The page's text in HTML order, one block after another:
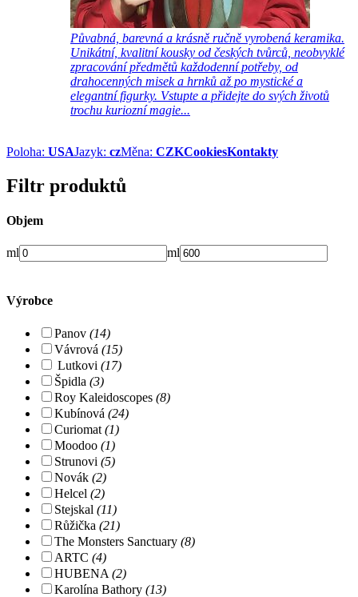
Půvabná, barevná a krásně ručně vyrobená keramika.
Unikátní, kvalitní kousky od českých tvůrců, neobvyklé
zpracování předmětů každodenní potřeby, od
drahocenných misek a hrnků až po mystické a
elegantní figurky. Vstupte a přidejte do svých životů
trochu kuriozní magie...
Poloha: USAJazyk: czMěna: CZKCookiesKontakty
Filtr produktů
Objem
ml ml
Výrobce
Panov (14)
Vávrová (15)
Lutkovi (17)
Špidla (3)
Roy Kaleidoscopes (8)
Kubínová (24)
Curiomat (1)
Moodoo (1)
Strunovi (5)
Novák (2)
Helcel (2)
Stejskal (11)
Růžička (21)
The Monsters Sanctuary (8)
ARTC (4)
HUBENA (2)
Karolína Bathory (13)